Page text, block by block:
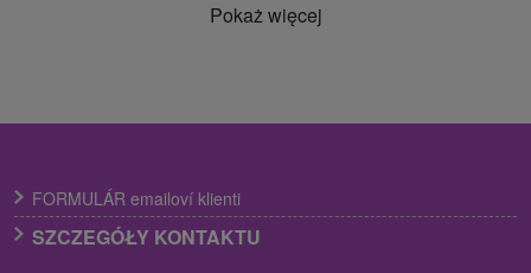
Pokaż więcej
FORMULÁR emailoví klienti
SZCZEGÓŁY KONTAKTU